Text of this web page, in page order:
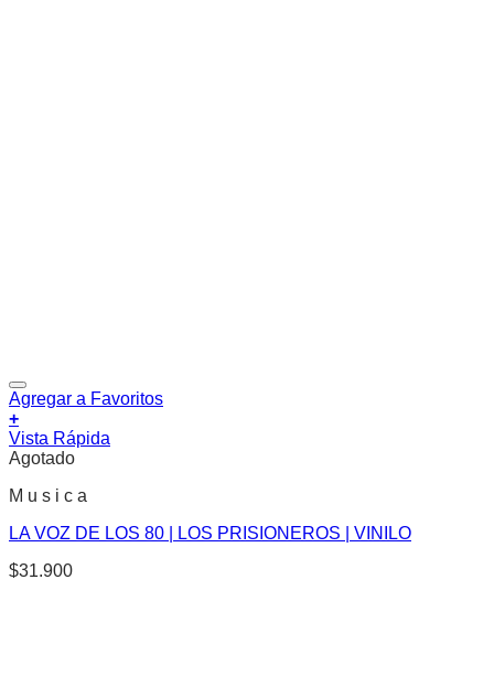
Agregar a Favoritos
+
Vista Rápida
Agotado
M u s i c a
LA VOZ DE LOS 80 | LOS PRISIONEROS | VINILO
$31.900